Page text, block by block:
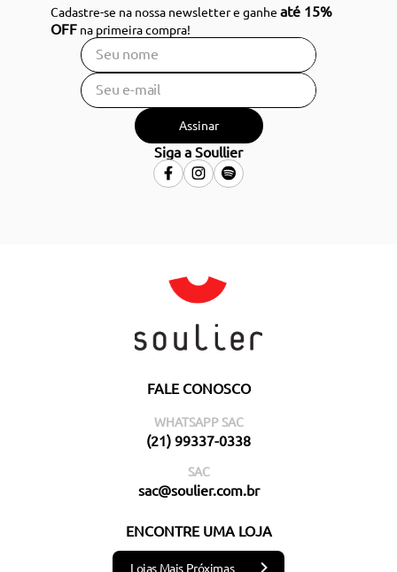
Cadastre-se na nossa newsletter e ganheaté 15%
OFF na primeira compra!
Assinar
Siga a Soullier
FALE CONOSCO
WHATSAPP SAC
(21) 99337-0338
SAC
sac@soulier.com.br
ENCONTRE UMA LOJA
Lojas Mais Próximas